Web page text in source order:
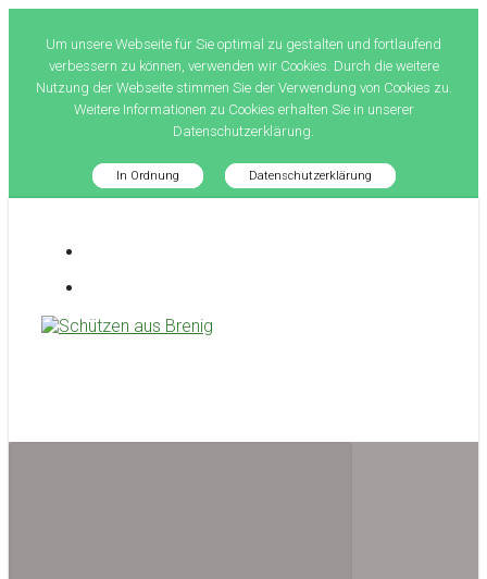
Um unsere Webseite für Sie optimal zu gestalten und fortlaufend
verbessern zu können, verwenden wir Cookies. Durch die weitere
Nutzung der Webseite stimmen Sie der Verwendung von Cookies zu.
Weitere Informationen zu Cookies erhalten Sie in unserer
Datenschutzerklärung.
In Ordnung Datenschutzerklärung
springen